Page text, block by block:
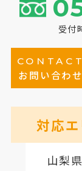
受付
CONTACT
お問い合わせ
対応
山梨県